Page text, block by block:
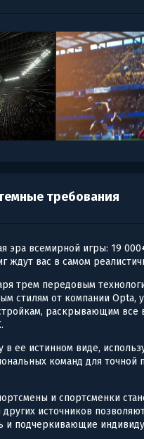
требования
эра всемирной игры: 19
ждут вас в самом
трем передовым
стилям от компании
раскрывающим все
в ее истинном виде,
команд для точной
и спортсменки
источников
подчеркивающие